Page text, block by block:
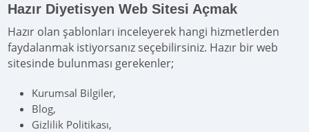
Hazır Diyetisyen Web Sitesi Açmak
Hazır olan şablonları inceleyerek hangi hizmetlerden
faydalanmak istiyorsanız seçebilirsiniz. Hazır bir web
sitesinde bulunması gerekenler;
Kurumsal Bilgiler,
Blog,
Gizlilik Politikası,